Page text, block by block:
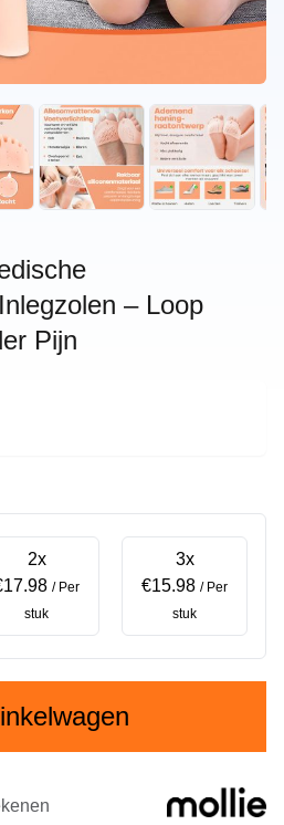
– Loop
Pijn
2x
/ Per
stuk
3x
€15.98 / Per
stuk